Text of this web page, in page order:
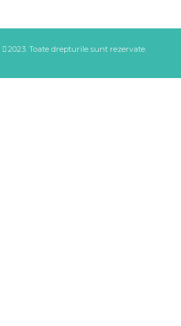
2023. Toate drepturile sunt rezervate.